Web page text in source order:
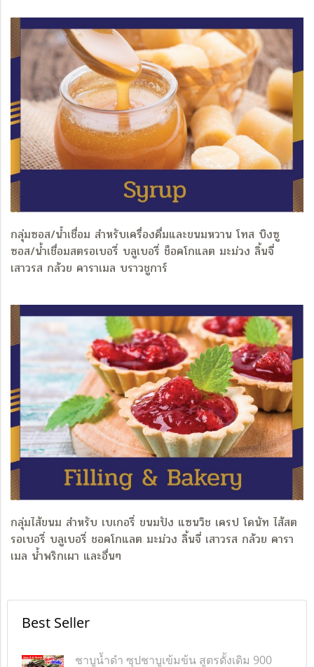
กลุ่มซอส/น้ำเชื่อม สำหรับเครื่องดื่มและขนมหวาน โทส บิงซู
ซอส/น้ำเชื่อมสตรอเบอรี่ บลูเบอรี่ ช็อคโกแลต มะม่วง ลิ้นจี่
เสาวรส กล้วย คาราเมล บราวชูการ์
กลุ่มไส้ขนม สำหรับ เบเกอรี่ ขนมปัง แซนวิช เครป โดนัท ไส้สต
รอเบอรี่ บลูเบอรี่ ชอคโกแลต มะม่วง ลิ้นจี่ เสาวรส กล้วย คารา
เมล น้ำพริกเผา และอื่นๆ
Best Seller
ชาบูน้ำดำ ซุปชาบูเข้มข้น สูตรดั้งเดิม 900